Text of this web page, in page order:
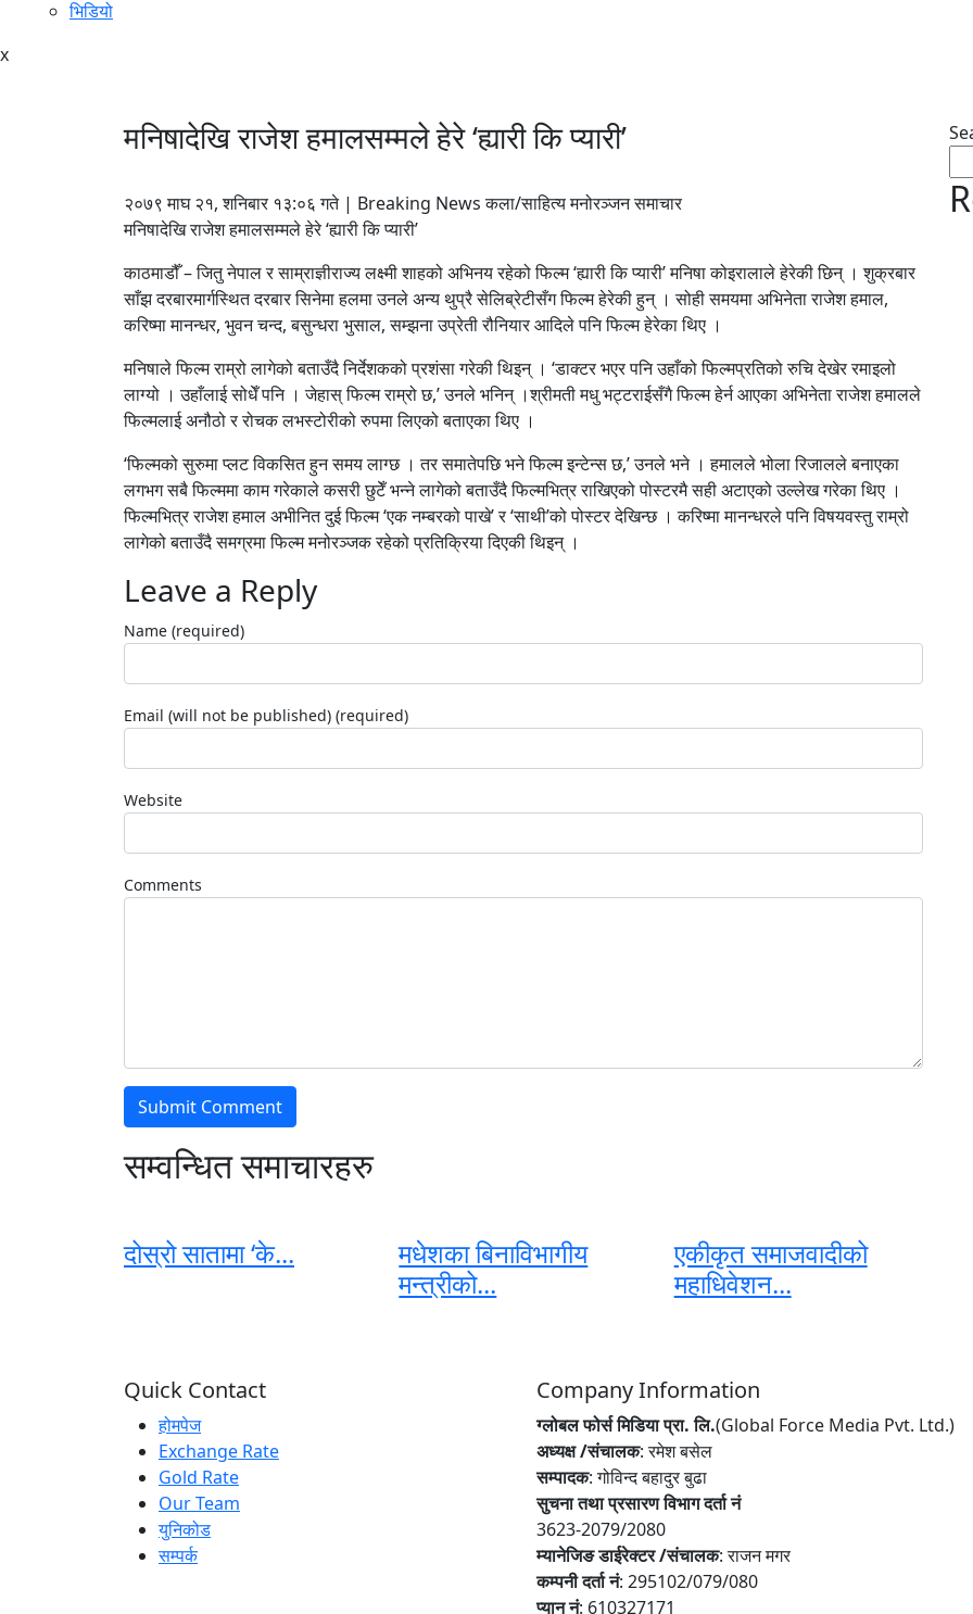
भिडियो
x
मनिषादेखि राजेश हमालसम्मले हेरे ‘ह्यारी कि प्यारी’
२०७९ माघ २१, शनिबार १३:०६ गते | Breaking News कला/साहित्य मनोरञ्जन समाचार
मनिषादेखि राजेश हमालसम्मले हेरे ‘ह्यारी कि प्यारी’
काठमाडौँ – जितु नेपाल र साम्राज्ञीराज्य लक्ष्मी शाहको अभिनय रहेको फिल्म ‘ह्यारी कि प्यारी’ मनिषा कोइरालाले हेरेकी छिन् । शुक्रबार
साँझ दरबारमार्गस्थित दरबार सिनेमा हलमा उनले अन्य थुप्रै सेलिब्रेटीसँग फिल्म हेरेकी हुन् । सोही समयमा अभिनेता राजेश हमाल,
करिष्मा मानन्धर, भुवन चन्द, बसुन्धरा भुसाल, सम्झना उप्रेती रौनियार आदिले पनि फिल्म हेरेका थिए ।
मनिषाले फिल्म राम्रो लागेको बताउँदै निर्देशकको प्रशंसा गरेकी थिइन् । ‘डाक्टर भएर पनि उहाँको फिल्मप्रतिको रुचि देखेर रमाइलो
लाग्यो । उहाँलाई सोधेँ पनि । जेहास् फिल्म राम्रो छ,’ उनले भनिन् ।श्रीमती मधु भट्टराईसँगै फिल्म हेर्न आएका अभिनेता राजेश हमालले
फिल्मलाई अनौठो र रोचक लभस्टोरीको रुपमा लिएको बताएका थिए ।
‘फिल्मको सुरुमा प्लट विकसित हुन समय लाग्छ । तर समातेपछि भने फिल्म इन्टेन्स छ,’ उनले भने । हमालले भोला रिजालले बनाएका
लगभग सबै फिल्ममा काम गरेकाले कसरी छुटेँ भन्ने लागेको बताउँदै फिल्मभित्र राखिएको पोस्टरमै सही अटाएको उल्लेख गरेका थिए ।
फिल्मभित्र राजेश हमाल अभीनित दुई फिल्म ‘एक नम्बरको पाखे’ र ‘साथी’को पोस्टर देखिन्छ । करिष्मा मानन्धरले पनि विषयवस्तु राम्रो
लागेको बताउँदै समग्रमा फिल्म मनोरञ्जक रहेको प्रतिक्रिया दिएकी थिइन् ।
Leave a Reply
Name (required)
Email (will not be published) (required)
Website
Comments
सम्वन्धित समाचारहरु
दोस्रो सातामा ‘के...
मधेशका बिनाविभागीय
मन्त्रीको...
एकीकृत समाजवादीको
महाधिवेशन...
Quick Contact
होमपेज
Exchange Rate
Gold Rate
Our Team
युनिकोड
सम्पर्क
Company Information
ग्लोबल फोर्स मिडिया प्रा. लि.(Global Force Media Pvt. Ltd.)
अध्यक्ष /संचालक: रमेश बसेल
सम्पादक: गोविन्द बहादुर बुढा
सुचना तथा प्रसारण विभाग दर्ता नं
3623-2079/2080
म्यानेजिङ डाईरेक्टर /संचालक: राजन मगर
कम्पनी दर्ता नं: 295102/079/080
प्यान नं: 610327171